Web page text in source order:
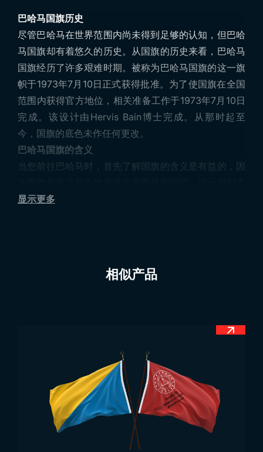
巴哈马国旗历史
尽管巴哈马在世界范围内尚未得到足够的认知，但巴哈
马国旗却有着悠久的历史。从国旗的历史来看，巴哈马
国旗经历了许多艰难时期。被称为巴哈马国旗的这一旗
帜于1973年7月10日正式获得批准。为了使国旗在全国
范围内获得官方地位，相关准备工作于1973年7月10日
完成。该设计由Hervis Bain博士完成。从那时起至
今，国旗的底色未作任何更改。
巴哈马国旗的含义
当您前往巴哈马时，首先了解国旗的含义是有益的，因
仅适用于巴哈马国旗，也适用于所有国家的国旗。在设
在决定购买某个国家的国旗时，应参考其规定的旗帜尺
国旗没有固定尺寸。国家官方机构在这方面没有任何法
巴哈马国旗的使用领域
巴哈马国旗有许多不同的特点，其中之一是与许多其他
国家的国旗不同，它在全国的葬礼仪式中也会被使用。
巴哈马人民对宗教极为尊重，因此在葬礼仪式上，国旗
会被广泛使用。但在使用国旗时，有特定规定。例如，
显示更多
相似产品